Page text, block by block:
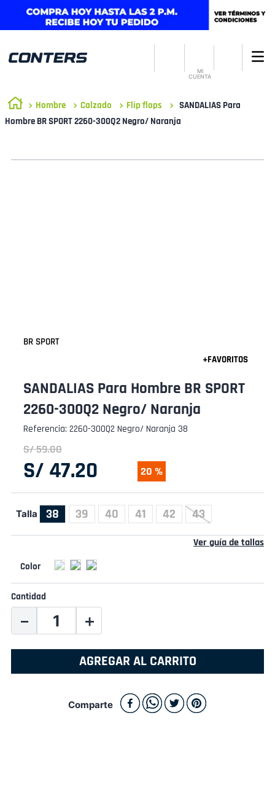
MI
CUENTA
Hombre Calzado Flip flops
SANDALIAS Para
Hombre BR SPORT 2260-300Q2 Negro/ Naranja
BR SPORT
SANDALIAS Para Hombre BR SPORT
2260-300Q2 Negro/ Naranja
Referencia: 2260-300Q2 Negro/ Naranja 38
S/59.00
S/ 47.20 20 %
Talla 38 39 40 41 42 43
Ver guía de tallas
Cantidad
＋
－
AGREGAR AL CARRITO
Comparte